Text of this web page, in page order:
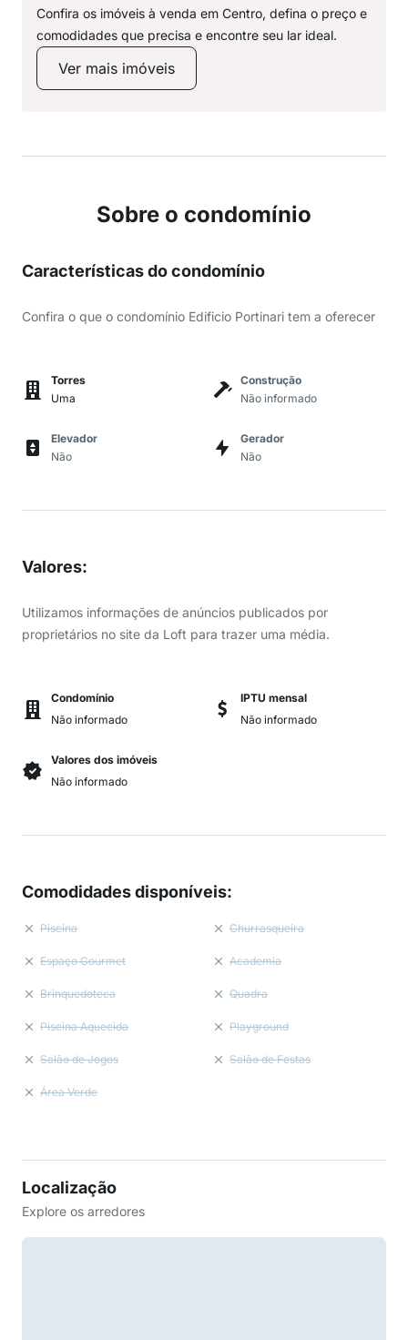
Confira os imóveis à venda em Centro, defina o preço e
comodidades que precisa e encontre seu lar ideal.
Ver mais imóveis
Sobre o condomínio
Características do condomínio
Confira o que o condomínio Edificio Portinari tem a oferecer
Torres
Uma
Construção
Não informado
Elevador
Não
Gerador
Não
Valores:
Utilizamos informações de anúncios publicados por
proprietários no site da Loft para trazer uma média.
Condomínio
Não informado
IPTU mensal
Não informado
Valores dos imóveis
Não informado
Comodidades disponíveis:
Piscina Churrasqueira
Espaço Gourmet Academia
Brinquedoteca Quadra
Piscina Aquecida Playground
Salão de Jogos Salão de Festas
Área Verde
Localização
Explore os arredores